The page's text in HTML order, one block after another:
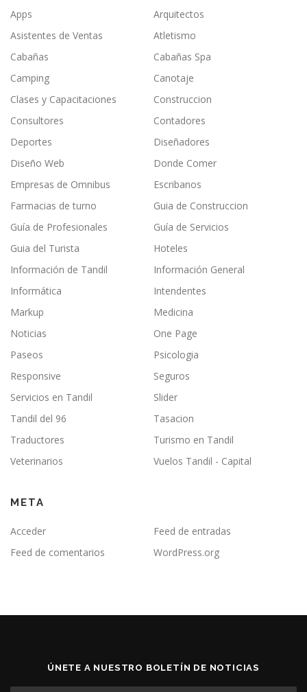
Apps
Arquitectos
Asistentes de Ventas
Atletismo
Cabañas
Cabañas Spa
Camping
Canotaje
Clases y Capacitaciones
Construccion
Consultores
Contadores
Deportes
Diseñadores
Diseño Web
Donde Comer
Empresas de Omnibus
Escribanos
Farmacias de turno
Guia de Construccion
Guía de Profesionales
Guía de Servicios
Guia del Turista
Hoteles
Información de Tandil
Información General
Informática
Intendentes
Markup
Medicina
Noticias
One Page
Paseos
Psicologia
Responsive
Seguros
Servicios en Tandil
Slider
Tandil del 96
Tasacion
Traductores
Turismo en Tandil
Veterinarios
Vuelos Tandil - Capital
META
Acceder
Feed de entradas
Feed de comentarios
WordPress.org
ÚNETE A NUESTRO BOLETÍN DE NOTICIAS